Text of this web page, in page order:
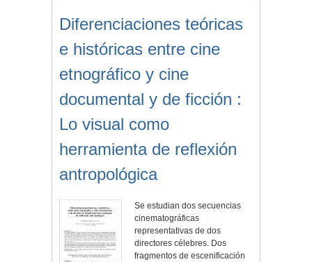
Diferenciaciones teóricas
e históricas entre cine
etnográfico y cine
documental y de ficción :
Lo visual como
herramienta de reflexión
antropológica
Se estudian dos secuencias
cinematográficas
representativas de dos
directores célebres. Dos
fragmentos de escenificación